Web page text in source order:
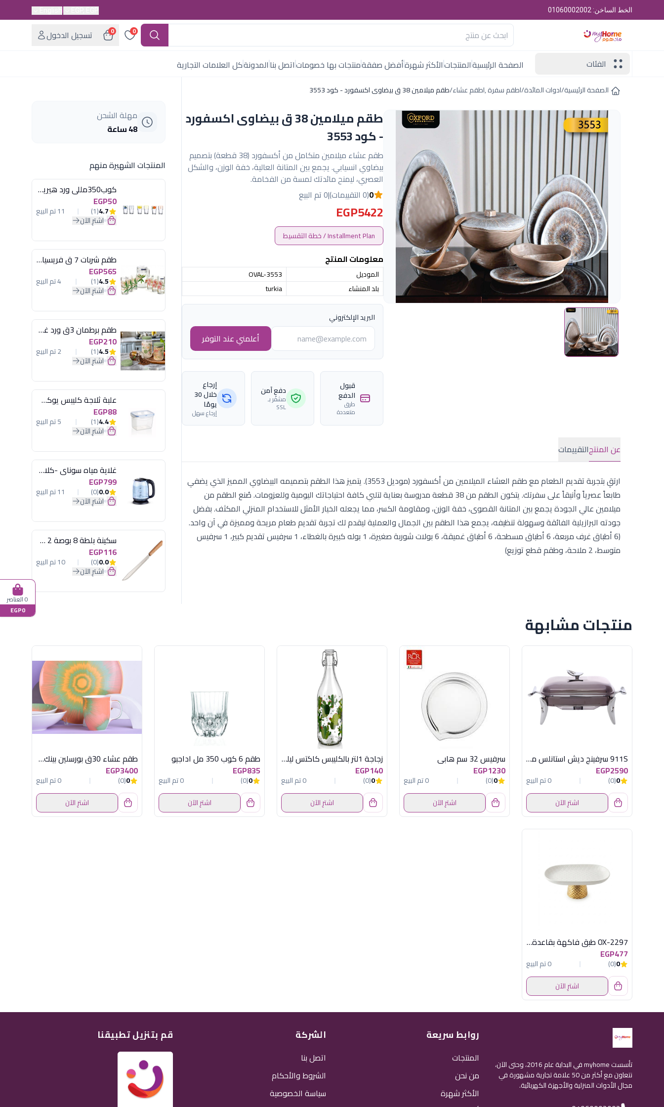
الخط الساخن: 01060002002
0
0
تسجيل الدخول
الفئات
الصفحة الرئيسيةالمنتجاتالأكثر شهرةأفضل صفقةمنتجات بها خصوماتاتصل بناالمدونةكل العلامات التجارية
الصفحة الرئيسية/ادوات المائدة/اطقم سفرة ,اطقم عشاء/طقم ميلامين 38 ق بيضاوى اكسفورد - كود 3553
طقم ميلامين 38 ق بيضاوى اكسفورد
- كود 3553
طقم عشاء ميلامين متكامل من أكسفورد (38 قطعة) بتصميم
بيضاوي انسيابي. يجمع بين المتانة العالية، خفة الوزن، والشكل
العصري، ليمنح مائدتك لمسة من الفخامة.
0(0 التقييمات) |0 تم البيع
EGP5422
Installment Plan / خطة التقسيط
معلومات المنتج
الموديل
OVAL-3553
بلد المنشاء
turkia
البريد الإلكتروني
أعلمني عند التوفر
قبول
الدفع
طرق
متعددة
دفع آمن
مشفّر بـ
SSL
إرجاع
خلال 30
يومًا
إرجاع سهل
عن المنتجالتقييمات
ارتقِ بتجربة تقديم الطعام مع طقم العشاء الميلامين من أكسفورد (موديل 3553). يتميز هذا الطقم بتصميمه البيضاوي المميز الذي يضفي
طابعاً عصرياً وأنيقاً على سفرتك. يتكون الطقم من 38 قطعة مدروسة بعناية لتلبي كافة احتياجاتك اليومية وللعزومات. صُنع الطقم من
ميلامين عالي الجودة يجمع بين المتانة القصوى، خفة الوزن، ومقاومة الكسر، مما يجعله الخيار الأمثل للاستخدام المنزلي المكثف. بفضل
جودته البرازيلية الفائقة وسهولة تنظيفه، يجمع هذا الطقم بين الجمال والعملية ليقدم لك تجربة تقديم طعام مريحة ومميزة في آن واحد.
(6 أطباق غرف مربعة، 6 أطباق مسطحة، 6 أطباق غميقة، 6 بولات شوربة صغيرة، 1 بوله كبيرة بالغطاء، 1 سرفيس تقديم كبير، 1 سرفيس
متوسط، 2 ملاحة، وطقم قطع توزيع)
مهلة الشحن
48 ساعة
المنتجات الشهيرة منهم
كوب350مللى ورد هيريفين
EGP50
4.7
(1) 11 تم البيع
اشترِ الآن
طقم شربات 7 ق فريسيا لومينارك
EGP565
4.5
(1) 4 تم البيع
اشترِ الآن
طقم برطمان 3ق ورد غطاء مينت جرين هيريفين
EGP210
4.5
(1) 2 تم البيع
اشترِ الآن
علبة ثلاجة كليبس يوكسان
EGP88
4.4
(1) 5 تم البيع
اشترِ الآن
غلاية مياه سوناي -كلاسيك 2200 وات، 1.7 لتر زجاج اضائة ليد - MAR-3752
EGP799
0.0
(0) 11 تم البيع
اشترِ الآن
سكينة بلطة 8 بوصة 2 مسمار
EGP116
0.0
(0) 10 تم البيع
اشترِ الآن
منتجات مشابهة
911S سرفينج ديش استانلس مستطيل صغير
EGP2590
0
(0)
0 تم البيع
اشترِ الآن
سرفيس 32 سم هابى
EGP1230
0
(0)
0 تم البيع
اشترِ الآن
زجاجة 1لتر بالكليبس كاكتس ليلة ديكفر
EGP140
0
(0)
0 تم البيع
اشترِ الآن
طقم 6 كوب 350 مل اداجيو
EGP835
0
(0)
0 تم البيع
اشترِ الآن
طقم عشاء 30ق بورسلين بينك* بستاج * اصفر
EGP3400
0
(0)
0 تم البيع
اشترِ الآن
OX-2297 طبق فاكهة بقاعدة ذهبى اكسفورد
EGP477
0
(0)
0 تم البيع
اشترِ الآن
تأسست myhome في البداية عام 2016، وحتى الآن،
نتعاون مع أكثر من 50 علامة تجارية مشهورة في
مجال الأدوات المنزلية والأجهزة الكهربائية.
روابط سريعة
المنتجات
من نحن
الأكثر شهرة
الشركة
اتصل بنا
الشروط والأحكام
سياسة الخصوصية
قم بتنزيل تطبيقنا
0 العناصر
EGP0